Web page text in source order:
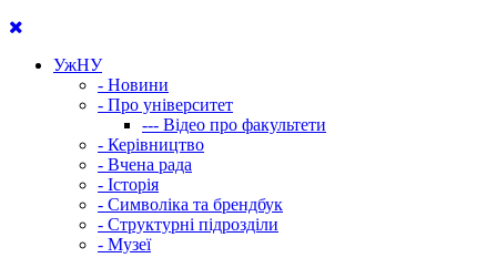
УжНУ
- Новини
- Про університет
--- Відео про факультети
- Керівництво
- Вчена рада
- Історія
- Символіка та брендбук
- Структурні підрозділи
- Музеї